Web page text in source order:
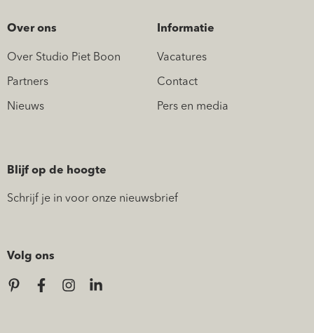
Over ons
Over Studio Piet Boon
Partners
Nieuws
Informatie
Vacatures
Contact
Pers en media
Blijf op de hoogte
Schrijf je in voor onze nieuwsbrief
Volg ons